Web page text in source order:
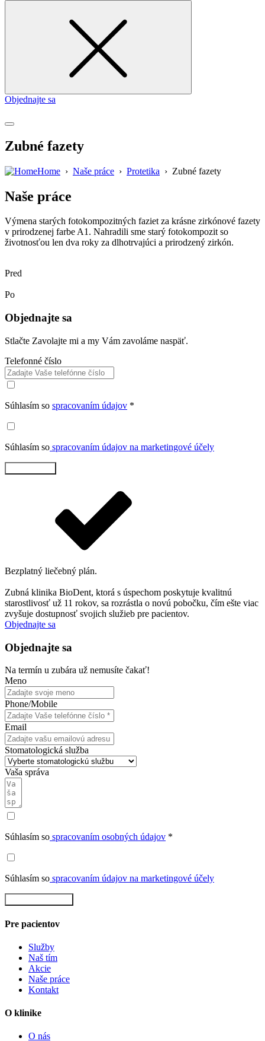
for
Objednajte sa
Zubné fazety
Home › Naše práce › Protetika › Zubné fazety
Naše práce
Výmena starých fotokompozitných faziet za krásne zirkónové fazety
v prirodzenej farbe A1. Nahradili sme starý fotokompozit so
životnosťou len dva roky za dlhotrvajúci a prirodzený zirkón.
Pred
Po
Objednajte sa
Stlačte Zavolajte mi a my Vám zavoláme naspäť.
Telefonné číslo
Súhlasím so spracovaním údajov *
Súhlasím so spracovaním údajov na marketingové účely
Bezplatný liečebný plán.
Zubná klinika BioDent, ktorá s úspechom poskytuje kvalitnú
starostlivosť už 11 rokov, sa rozrástla o novú pobočku, čím ešte viac
zvyšuje dostupnosť svojich služieb pre pacientov.
Objednajte sa
Objednajte sa
Na termín u zubára už nemusíte čakať!
Meno
Phone/Mobile
Email
Stomatologická služba
Vaša správa
Súhlasím so spracovaním osobných údajov *
Súhlasím so spracovaním údajov na marketingové účely
Pre pacientov
Služby
Naš tím
Akcie
Naše práce
Kontakt
O klinike
O nás